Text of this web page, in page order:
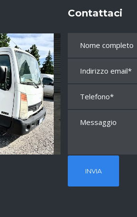
Contattaci